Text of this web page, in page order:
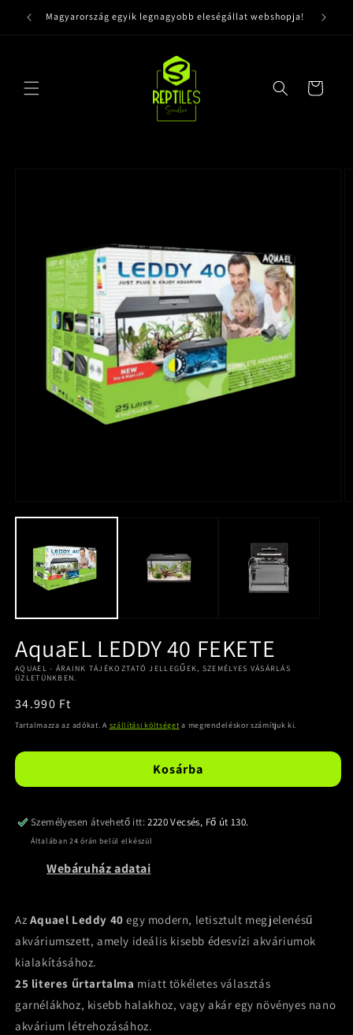
tartalomhoz
Magyarország egyik legnagyobb eleségállat webshopja!
Kosár
AquaEL LEDDY 40 FEKETE
AQUAEL - ÁRAINK TÁJÉKOZTATÓ JELLEGŰEK, SZEMÉLYES VÁSÁRLÁS
ÜZLETÜNKBEN.
Normál
ár
34.990 Ft
Tartalmazza az adókat. A szállítási költséget a megrendeléskor számítjuk ki.
Kosárba
Személyesen átvehető itt:2220 Vecsés, Fő út 130.
Általában 24 órán belül elkészül
Webáruház adatai
Az Aquael Leddy 40 egy modern, letisztult megjelenésű
akváriumszett, amely ideális kisebb édesvízi akváriumok
kialakításához.
25 literes űrtartalma miatt tökéletes választás
garnélákhoz, kisebb halakhoz, vagy akár egy növényes nano
akvárium létrehozásához.